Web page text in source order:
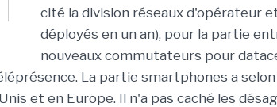
cité la division réseaux d'opérateur
déployés en un an), pour la partie
nouveaux commutateurs pour
La partie smartphones a
et en Europe. Il n'a pas caché les